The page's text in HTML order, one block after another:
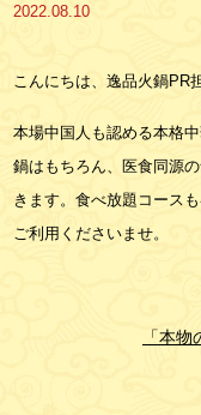
2022.08.10
こんにちは、逸品火鍋PR
本場中国人も認める本格
鍋はもちろん、医食同源
きます。食べ放題コース
ご利用くださいませ。
「本